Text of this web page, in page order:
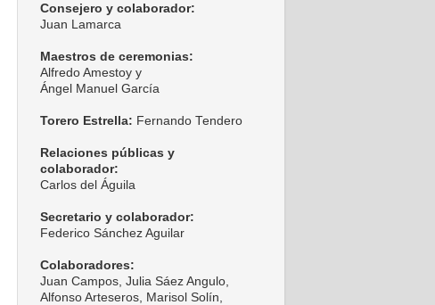
Consejero y colaborador:
Juan Lamarca
Maestros de ceremonias:
Alfredo Amestoy y
Ángel Manuel García
Torero Estrella: Fernando Tendero
Relaciones públicas y
colaborador:
Carlos del Águila
Secretario y colaborador:
Federico Sánchez Aguilar
Colaboradores:
Juan Campos, Julia Sáez Angulo,
Alfonso Arteseros, Marisol Solín,